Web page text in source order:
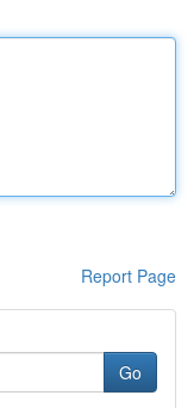
Report Page
Go